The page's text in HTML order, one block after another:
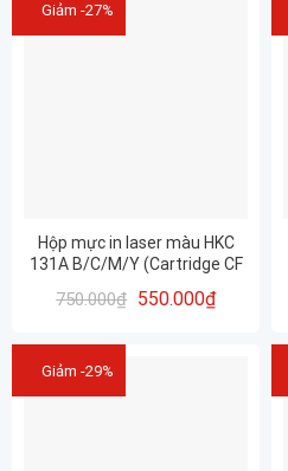
Giảm -27%
Hộp mực in laser màu HKC
131A B/C/M/Y (Cartridge CF
750.000₫ 550.000₫
Giảm -29%